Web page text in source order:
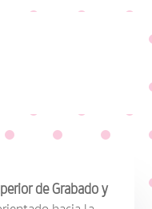
de Grabado y